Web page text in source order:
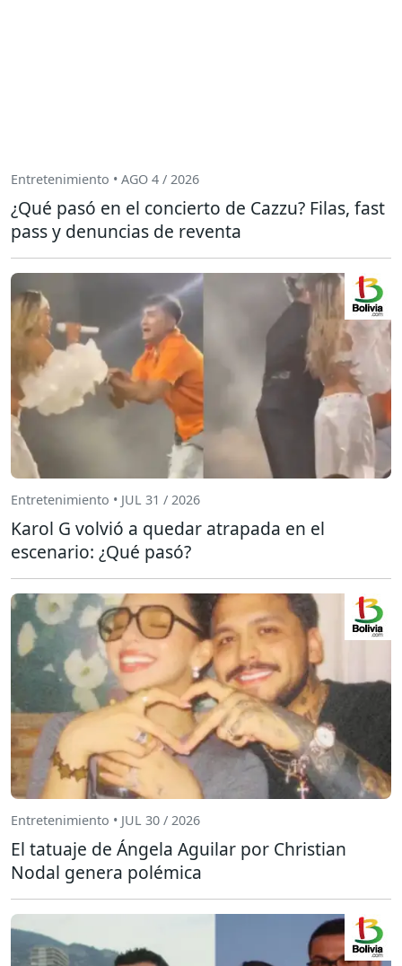
Entretenimiento • AGO 4 / 2026
¿Qué pasó en el concierto de Cazzu? Filas, fast
pass y denuncias de reventa
Entretenimiento • JUL 31 / 2026
Karol G volvió a quedar atrapada en el
escenario: ¿Qué pasó?
Entretenimiento • JUL 30 / 2026
El tatuaje de Ángela Aguilar por Christian
Nodal genera polémica